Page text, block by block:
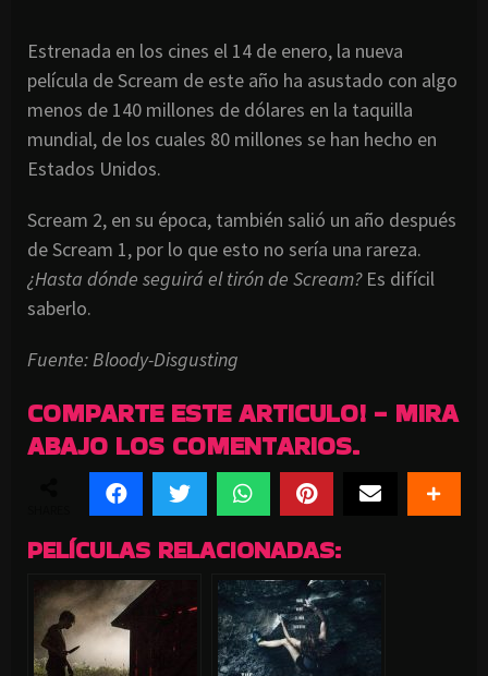
Estrenada en los cines el 14 de enero, la nueva
película de Scream de este año ha asustado con algo
menos de 140 millones de dólares en la taquilla
mundial, de los cuales 80 millones se han hecho en
Estados Unidos.
Scream 2, en su época, también salió un año después
de Scream 1, por lo que esto no sería una rareza.
¿Hasta dónde seguirá el tirón de Scream?Es difícil
saberlo.
Fuente: Bloody-Disgusting
COMPARTE ESTE ARTICULO! - MIRA
ABAJO LOS COMENTARIOS.
PELÍCULAS RELACIONADAS: